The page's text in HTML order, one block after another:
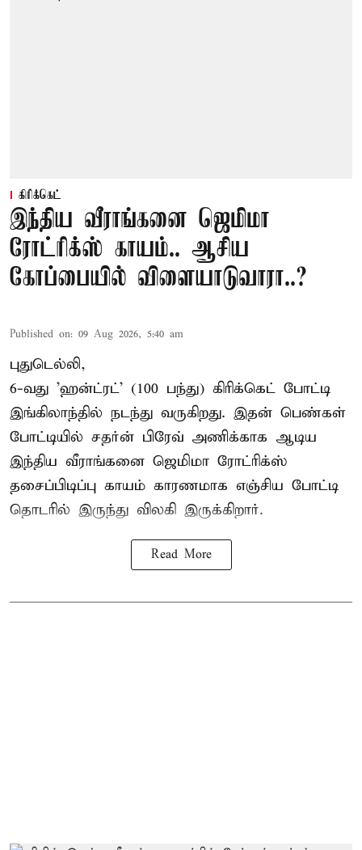
கிரிக்கெட்
இந்திய வீராங்கனை ஜெமிமா
ரோட்ரிக்ஸ் காயம்.. ஆசிய
கோப்பையில் விளையாடுவாரா..?
Published on: 09 Aug 2026, 5:40 am
புதுடெல்லி,
6-வது 'ஹன்ட்ரட்' (100 பந்து) கிரிக்கெட் போட்டி
இங்கிலாந்தில் நடந்து வருகிறது. இதன் பெண்கள்
போட்டியில் சதர்ன் பிரேவ் அணிக்காக ஆடிய
இந்திய வீராங்கனை ஜெமிமா ரோட்ரிக்ஸ்
தசைப்பிடிப்பு காயம் காரணமாக எஞ்சிய போட்டி
தொடரில் இருந்து விலகி இருக்கிறார்.
Read More